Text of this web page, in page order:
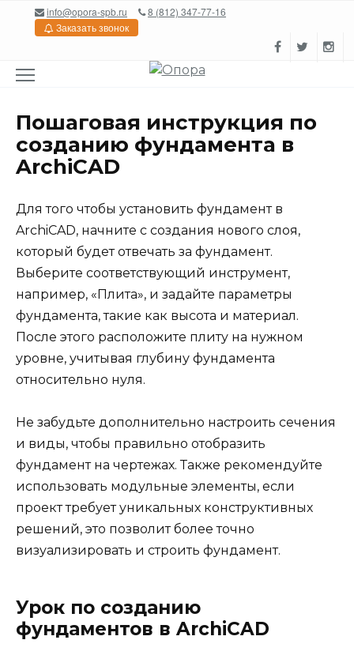
Перейтиinfo@opora-spb.ru
8 (812) 347-77-16
Заказать звонок
Пошаговая инструкция по
созданию фундамента в
ArchiCAD
Для того чтобы установить фундамент в
ArchiCAD, начните с создания нового слоя,
который будет отвечать за фундамент.
Выберите соответствующий инструмент,
например, «Плита», и задайте параметры
фундамента, такие как высота и материал.
После этого расположите плиту на нужном
уровне, учитывая глубину фундамента
относительно нуля.
Не забудьте дополнительно настроить сечения
и виды, чтобы правильно отобразить
фундамент на чертежах. Также рекомендуйте
использовать модульные элементы, если
проект требует уникальных конструктивных
решений, это позволит более точно
визуализировать и строить фундамент.
Урок по созданию
фундаментов в ArchiCAD